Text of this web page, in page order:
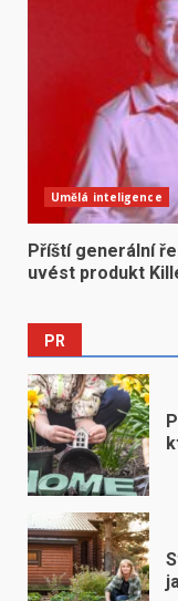
Umělá inteligence
Příští generální
uvést produkt
PR